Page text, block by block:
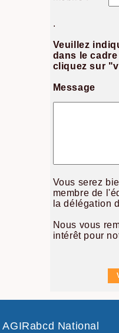
.
Veuillez
dans le
cliquez sur
Message
Vous serez
membre de
la délégation
Nous vous
intérêt pour
AGIRabcd National